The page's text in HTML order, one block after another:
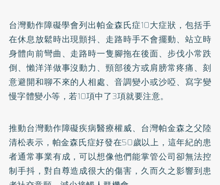
台灣動作障礙學會列出帕金森氏症10大症狀，包括手
在休息放鬆時出現顫抖、走路時手不會擺動、站立時
身體向前彎曲、走路時一隻腳拖在後面、步伐小常跌
倒、懶洋洋做事沒動力、頸部後方或肩膀常疼痛、刻
意避開和聊不來的人相處、音調變小或沙啞、寫字變
慢字體變小等，若10項中了3項就要注意。
推動台灣動作障礙疾病醫療權威、台灣帕金森之父陸
清松表示，帕金森氏症好發在50歲以上，這年紀的患
者通常事業有成，可以想像他們能掌管公司卻無法控
制手抖，對自尊造成很大的傷害，久而久之影響到患